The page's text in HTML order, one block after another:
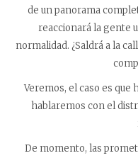
de un panorama
reaccionará la gente
normalidad. ¿Saldrá a la
Veremos, el caso es que
hablaremos con el
De momento, las